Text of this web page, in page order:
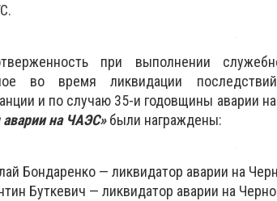
при выполнении
во время ликвидации
и по случаю 35-и годовщины аварии
аварии на ЧАЭС»были награждены:
Бондаренко — ликвидатор аварии на
Буткевич — ликвидатор аварии на